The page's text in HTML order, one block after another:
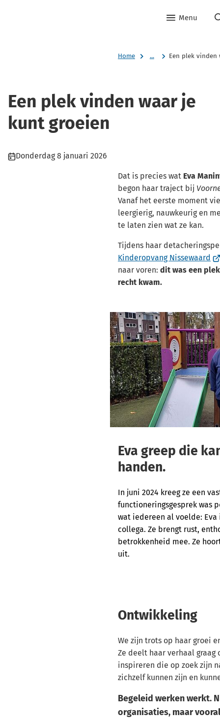
Menu
Home ... Een plek vinden
Een plek vinden waar je
kunt groeien
Publicatiedatum:
Donderdag 8 januari 2026
Dat is precies wat Eva
begon haar traject bij
Vanaf het eerste moment
leergierig, nauwkeurig en
te laten zien wat ze kan.
Tijdens haar
Kinderopvang Nissewaard
naar voren: dit was een
recht kwam.
Eva greep die
handen.
In juni 2024 kreeg ze een
functioneringsgesprek was
wat iedereen al voelde:
collega. Ze brengt rust,
betrokkenheid mee. Ze
uit.
Ontwikkeling
We zijn trots op haar groei
Ze deelt haar verhaal graag
inspireren die op zoek zijn
zichzelf kunnen zijn en
Begeleid werken werkt.
organisaties, maar